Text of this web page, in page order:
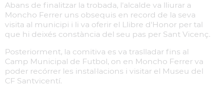
Abans de finalitzar la trobada, l'alcalde va lliurar a
Moncho Ferrer uns obsequis en record de la seva
visita al municipi i li va oferir el Llibre d'Honor per tal
que hi deixés constància del seu pas per Sant Vicenç.
Posteriorment, la comitiva es va traslladar fins al
Camp Municipal de Futbol, on en Moncho Ferrer va
poder recórrer les instal·lacions i visitar el Museu del
CF Santvicentí.